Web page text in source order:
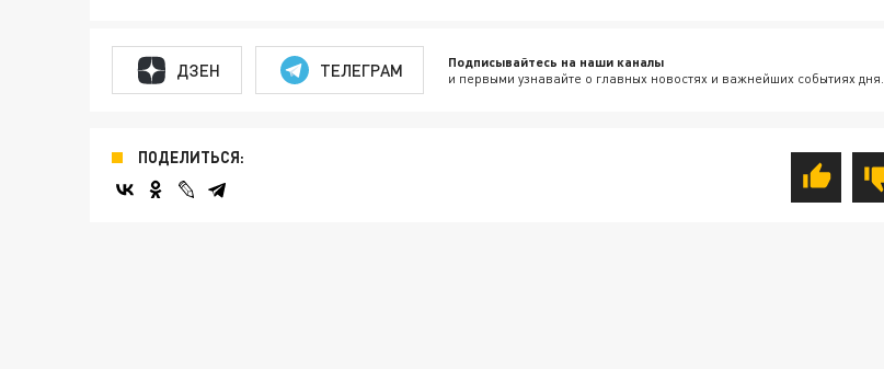
ДЗЕН ТЕЛЕГРАМ Подписывайтесь на наши каналы
и первыми узнавайте о главных новостях и важнейших событиях дня.
ПОДЕЛИТЬСЯ: